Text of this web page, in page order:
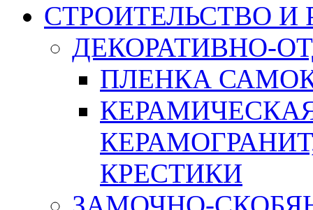
СТРОИТЕЛЬСТВО И
ДЕКОРАТИВНО-
ПЛЕНКА
КРЕСТИКИ